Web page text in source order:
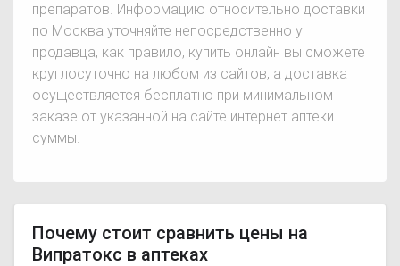
препаратов. Информацию относительно доставки
по Москва уточняйте непосредственно у
продавца, как правило, купить онлайн вы сможете
круглосуточно на любом из сайтов, а доставка
осуществляется бесплатно при минимальном
заказе от указанной на сайте интернет аптеки
суммы.
Почему стоит сравнить цены на
Випратокс в аптеках